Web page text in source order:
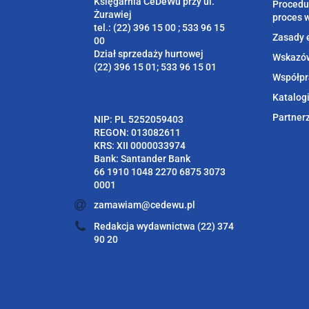
Żurawiej
tel.: (22) 396 15 00 ; 533 96 15
00
Dział sprzedaży hurtowej
(22) 396 15 01; 533 96 15 01
NIP: PL 5252059403
REGON: 013082611
KRS: XII 0000033974
Bank: Santander Bank
66 1910 1048 2270 6875 3073
0001
zamawiam@cedewu.pl
Redakcja wydawnictwa (22) 374
90 20
proces
Zasady